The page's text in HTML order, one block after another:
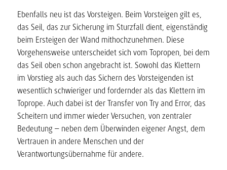
Ebenfalls neu ist das Vorsteigen. Beim Vorsteigen gilt es,
das Seil, das zur Sicherung im Sturzfall dient, eigenständig
beim Ersteigen der Wand mithochzunehmen. Diese
Vorgehensweise unterscheidet sich vom Topropen, bei dem
das Seil oben schon angebracht ist. Sowohl das Klettern
im Vorstieg als auch das Sichern des Vorsteigenden ist
wesentlich schwieriger und fordernder als das Klettern im
Toprope. Auch dabei ist der Transfer von Try and Error, das
Scheitern und immer wieder Versuchen, von zentraler
Bedeutung – neben dem Überwinden eigener Angst, dem
Vertrauen in andere Menschen und der
Verantwortungsübernahme für andere.